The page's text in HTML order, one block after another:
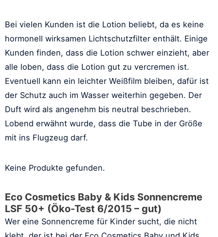
Bei vielen Kunden ist die Lotion beliebt, da es keine
hormonell wirksamen Lichtschutzfilter enthält. Einige
Kunden finden, dass die Lotion schwer einzieht, aber
alle loben, dass die Lotion gut zu vercremen ist.
Eventuell kann ein leichter Weißfilm bleiben, dafür ist
der Schutz auch im Wasser weiterhin gegeben. Der
Duft wird als angenehm bis neutral beschrieben.
Lobend erwähnt wurde, dass die Tube in der Größe
mit ins Flugzeug darf.
Keine Produkte gefunden.
Eco Cosmetics Baby & Kids Sonnencreme
LSF 50+ (Öko-Test 6/2015 – gut)
Wer eine Sonnencreme für Kinder sucht, die nicht